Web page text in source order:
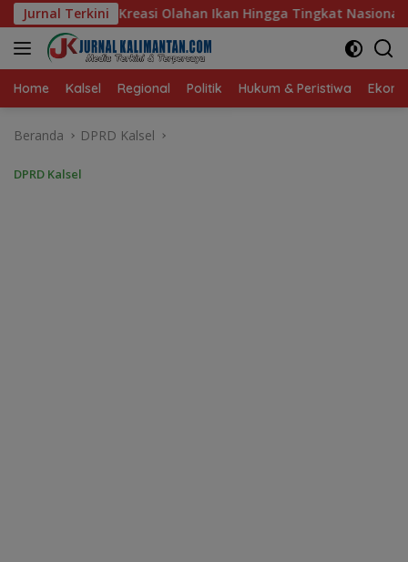
Langsung
ke
konten
Jurnal Terkini
Hingga Tingkat Nasional Pada Lomba Masak Serba Ikan
Home Kalsel Regional Politik Hukum & Peristiwa
Beranda DPRD Kalsel
DPRD Kalsel